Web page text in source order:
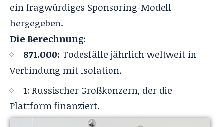
ein fragwürdiges Sponsoring-Modell
hergegeben.
Die Berechnung:
871.000: Todesfälle jährlich weltweit in
Verbindung mit Isolation.
1: Russischer Großkonzern, der die
Plattform finanziert.